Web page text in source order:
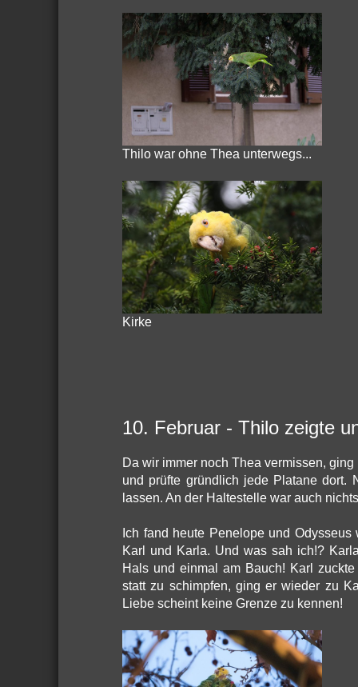
Thilo war ohne Thea unterwegs...
Kirke
10. Februar - Thilo zeigte
Da wir immer noch Thea vermissen,
und prüfte gründlich jede Platane dort.
lassen. An der Haltestelle war auch
Ich fand heute Penelope und
Karl und Karla. Und was sah ich!?
Hals und einmal am Bauch! Karl
statt zu schimpfen, ging er wieder zu
Liebe scheint keine Grenze zu kennen!